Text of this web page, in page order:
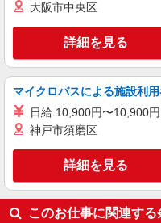
大阪市中央区
詳細を見る
マイクロバスによる施設利
日給 10,900円〜10,900円
神戸市須磨区
詳細を見る
このお仕事に関連す